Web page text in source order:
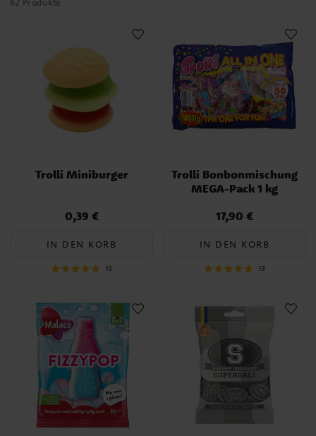
62 Produkte
Trolli Miniburger
Preis:0,39 €
0,39 €
IN DEN KORB
13
Trolli Bonbonmischung
MEGA-Pack 1 kg
Preis:17,90 €
17,90 €
IN DEN KORB
13